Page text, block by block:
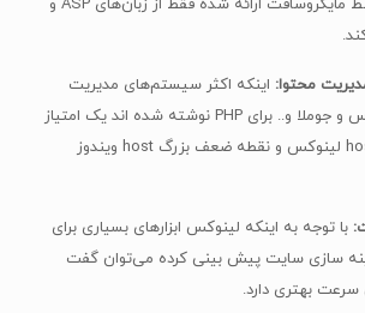
host ویندوز که توسط مایکروسافت ارائه شده فقط از زبان‌های ASP و
محتوا: اینکه اکثر سیستم‌های مدیریت
محتوا همچون وردپرس و جوملا و.. برای PHP نوشته شده اند یک امتیاز
شدیدا مثبت برای host لینوکس و نقطه ضعف بزرگ host ویندوز
با توجه به اینکه لینوکس ابزارهای بسیاری برای
سازی سایت پیش بینی کرده می‌توان گفت